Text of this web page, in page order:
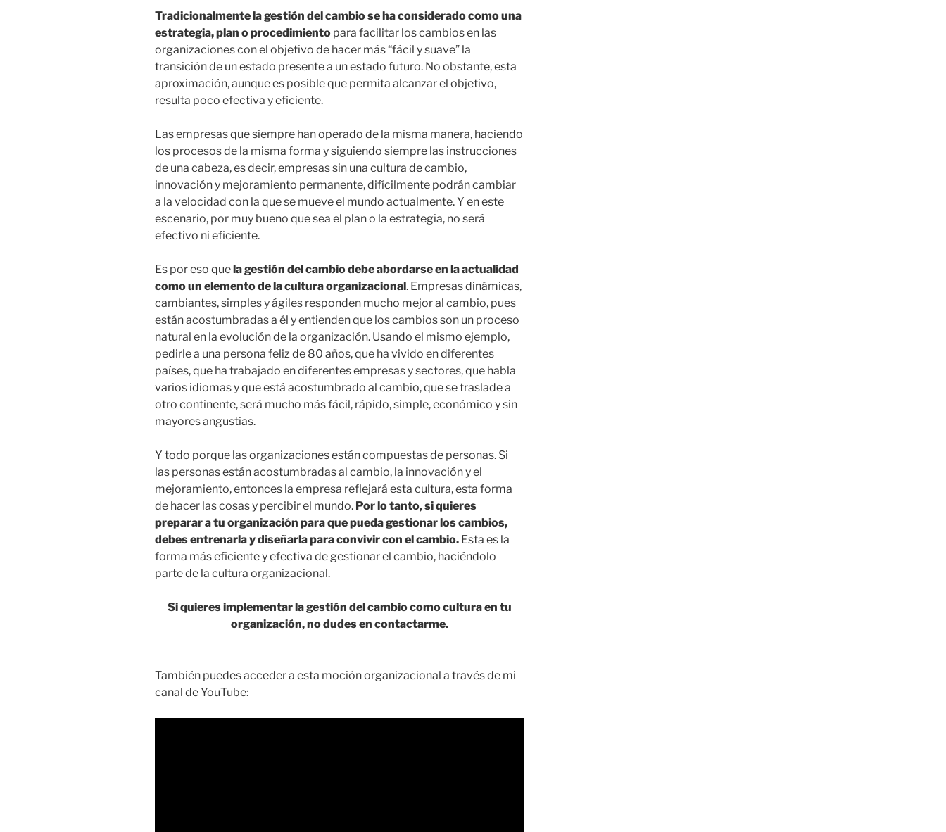
Tradicionalmente la gestión del cambio se ha considerado como una
estrategia, plan o procedimiento para facilitar los cambios en las
organizaciones con el objetivo de hacer más “fácil y suave” la
transición de un estado presente a un estado futuro. No obstante, esta
aproximación, aunque es posible que permita alcanzar el objetivo,
resulta poco efectiva y eficiente.
Las empresas que siempre han operado de la misma manera, haciendo
los procesos de la misma forma y siguiendo siempre las instrucciones
de una cabeza, es decir, empresas sin una cultura de cambio,
innovación y mejoramiento permanente, difícilmente podrán cambiar
a la velocidad con la que se mueve el mundo actualmente. Y en este
escenario, por muy bueno que sea el plan o la estrategia, no será
efectivo ni eficiente.
Es por eso quela gestión del cambio debe abordarse en la actualidad
como un elemento de la cultura organizacional. Empresas dinámicas,
cambiantes, simples y ágiles responden mucho mejor al cambio, pues
están acostumbradas a él y entienden que los cambios son un proceso
natural en la evolución de la organización. Usando el mismo ejemplo,
pedirle a una persona feliz de 80 años, que ha vivido en diferentes
países, que ha trabajado en diferentes empresas y sectores, que habla
varios idiomas y que está acostumbrado al cambio, que se traslade a
otro continente, será mucho más fácil, rápido, simple, económico y sin
mayores angustias.
Y todo porque las organizaciones están compuestas de personas. Si
las personas están acostumbradas al cambio, la innovación y el
mejoramiento, entonces la empresa reflejará esta cultura, esta forma
de hacer las cosas y percibir el mundo. Por lo tanto, si quieres
preparar a tu organización para que pueda gestionar los cambios,
debes entrenarla y diseñarla para convivir con el cambio. Esta es la
forma más eficiente y efectiva de gestionar el cambio, haciéndolo
parte de la cultura organizacional.
Si quieres implementar la gestión del cambio como cultura en tu
organización, no dudes en contactarme.
También puedes acceder a esta moción organizacional a través de mi
canal de YouTube: